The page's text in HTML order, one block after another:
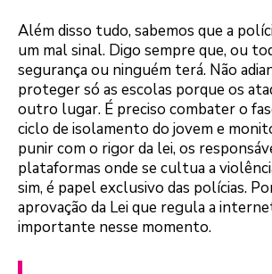
Além disso tudo, sabemos que a
um mal sinal. Digo sempre que, ou
segurança ou ninguém terá. Não
proteger só as escolas porque os
outro lugar. É preciso combater o
ciclo de isolamento do jovem e
punir com o rigor da lei, os
plataformas onde se cultua a
sim, é papel exclusivo das polícias.
aprovação da Lei que regula a
importante nesse momento.